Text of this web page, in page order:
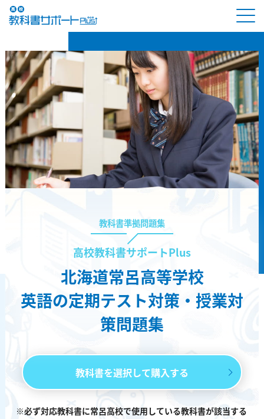
教科書準拠問題集
高校教科書サポートPlus
北海道常呂高等学校
英語の定期テスト対策・授業対
策問題集
教科書を選択して購入する
※必ず対応教科書に常呂高校で使用している教科書が該当する